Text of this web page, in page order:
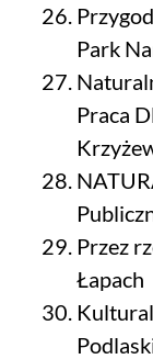
Park
Praca
Przez
Łapach